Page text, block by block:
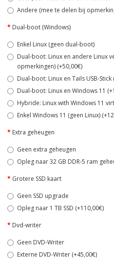
Andere (mee te delen bij
Dual-boot (Windows)
Enkel Linux (geen dual-boot)
Dual-boot: Linux en andere Linux
opmerkingen) (+50,00€)
Dual-boot: Linux en Tails USB-Stick
Dual-boot: Linux en Windows 11
Hybride: Linux with Windows 11
Enkel Windows 11 (geen Linux)
Extra geheugen
Geen extra geheugen
Opleg naar 32 GB DDR-5 ram
Grotere SSD kaart
Geen SSD upgrade
Opleg naar 1 TB SSD (+110,00€)
Dvd-writer
Geen DVD-Writer
Externe DVD-Writer (+45,00€)